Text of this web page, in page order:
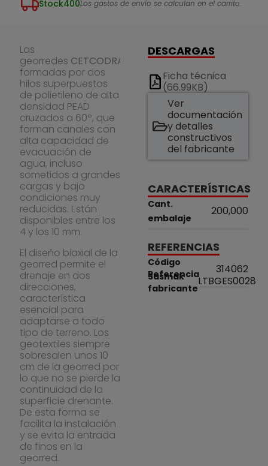
Stock400Los gastos de envío se calculan en el carrito.
Las
georredes CETCODRAIN
están
formadas por dos
hilos superpuestos
de polietileno de alta
densidad PEAD
cruzados a 60º, que
forman canales con
alta capacidad de
evacuación de
agua, incluso
sometidos a grandes
cargas y bajo
condiciones muy
reducidas. Están
disponibles entre los
4 y los 10 mm.
El diseño biaxial de la
georred permite el
drenaje en dos
direcciones,
característica
esencial para
adaptarse a todo
tipo de terreno. Los
geotextiles siempre
sobresalen unos 10
cm de la georred por
lo que no se pierde la
continuidad de la
superficie drenante.
De esta forma se
facilita la instalación
y se evita la entrada
de finos en la
georred.
DESCARGAS
Ficha técnica
(66.99KB)
Ver
documentación
y detalles
constructivos
del fabricante
CARACTERÍSTICAS
Cant.
embalaje
200,000
REFERENCIAS
Código
Sasmak
314062
Referencia
fabricante
LTBGES0028